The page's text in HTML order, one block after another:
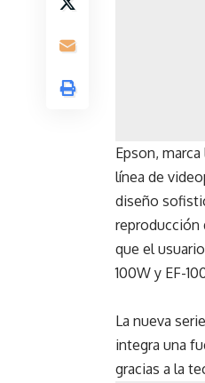
Epson,
línea de
diseño
reproducción
que el
100W y EF-
La nueva
integra una
gracias a la